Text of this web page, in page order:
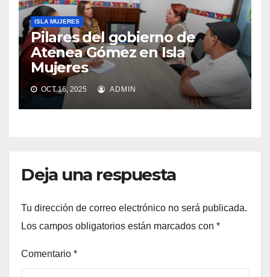
ISLA MUJERES
Pilares del gobierno de
Atenea Gómez en Isla
Mujeres
OCT 16, 2025 ADMIN
Deja una respuesta
Tu dirección de correo electrónico no será publicada.
Los campos obligatorios están marcados con *
Comentario *